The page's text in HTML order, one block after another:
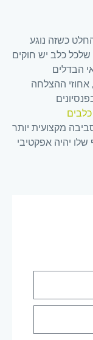
אפשרי בהחלט כשזה נוגע
שלכל כלב יש חוקים
הבדלים
אחוזי ההצלחה
מקצועית יותר
יהיה אפקטיבי